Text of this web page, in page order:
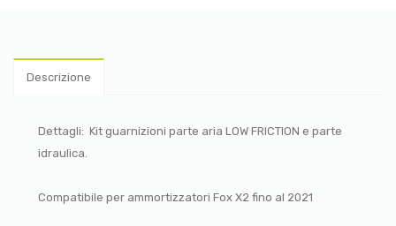
Descrizione
Dettagli: Kit guarnizioni parte aria LOW FRICTION e parte
idraulica.
Compatibile per ammortizzatori Fox X2 fino al 2021